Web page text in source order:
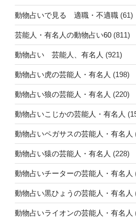
動物占いで見る 適職・不適職 (61)
芸能人・有名人の動物占い60 (811)
動物占い 芸能人、有名人 (921)
動物占い虎の芸能人・有名人 (198)
動物占い狼の芸能人・有名人 (220)
動物占いこじかの芸能人・有名人
動物占いペガサスの芸能人・有名人
動物占い猿の芸能人・有名人 (228)
動物占いチーターの芸能人・有名人
動物占い黒ひょうの芸能人・有名人
動物占いライオンの芸能人・有名人